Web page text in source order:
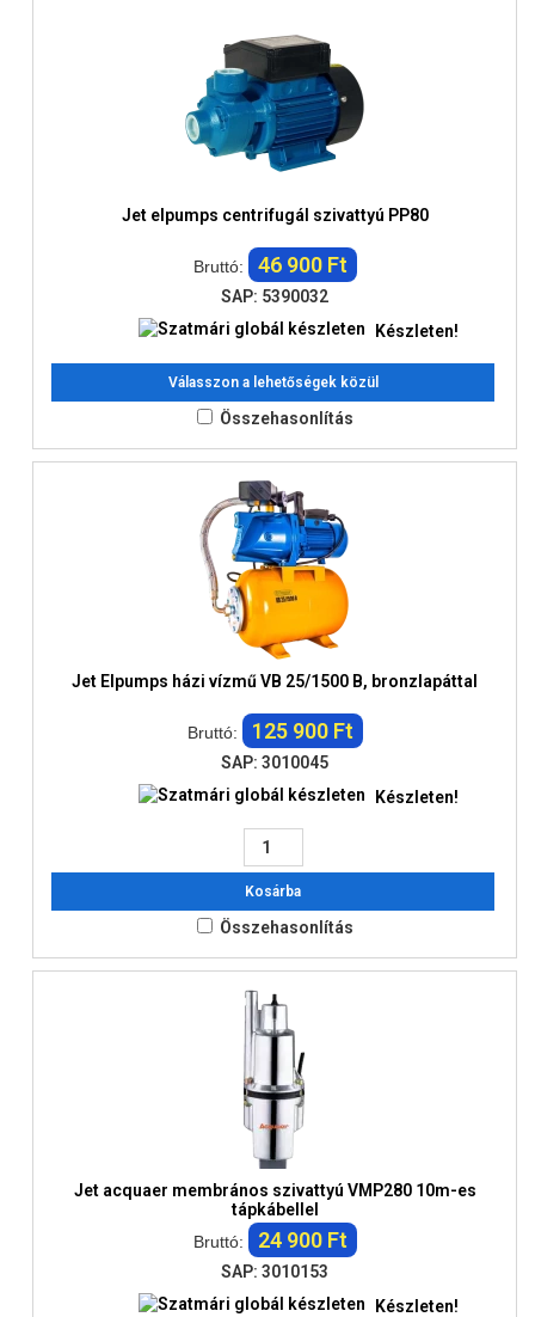
Jet elpumps centrifugál szivattyú PP80
Bruttó: 46 900 Ft
SAP: 5390032
Készleten!
Válasszon a lehetőségek közül
Összehasonlítás
Jet Elpumps házi vízmű VB 25/1500 B, bronzlapáttal
Bruttó: 125 900 Ft
SAP: 3010045
Készleten!
Kosárba
Összehasonlítás
Jet acquaer membrános szivattyú VMP280 10m-es
tápkábellel
Bruttó:
24 900 Ft
SAP: 3010153
Készleten!